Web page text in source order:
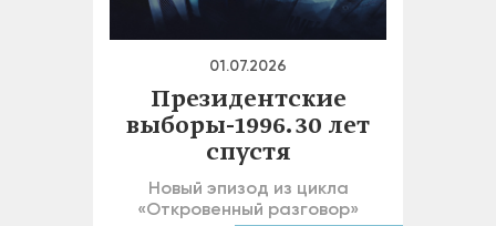
01.07.2026
Президентские
выборы-1996. 30 лет
спустя
Новый эпизод из цикла
«Откровенный разговор»